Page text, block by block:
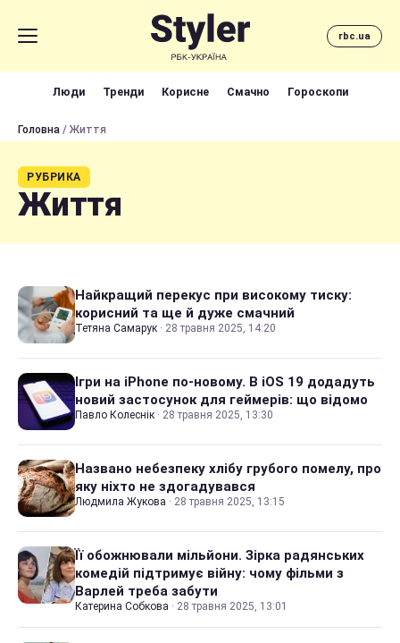
rbc.ua
Люди Тренди Корисне Смачно Гороскопи
Головна / Життя
РУБРИКА
Життя
Найкращий перекус при високому тиску:
корисний та ще й дуже смачний
Тетяна Самарук · 28 травня 2025, 14:20
Ігри на iPhone по-новому. В iOS 19 додадуть
новий застосунок для геймерів: що відомо
Павло Колеснік · 28 травня 2025, 13:30
Названо небезпеку хлібу грубого помелу, про
яку ніхто не здогадувався
Людмила Жукова · 28 травня 2025, 13:15
Її обожнювали мільйони. Зірка радянських
комедій підтримує війну: чому фільми з
Варлей треба забути
Катерина Собкова · 28 травня 2025, 13:01